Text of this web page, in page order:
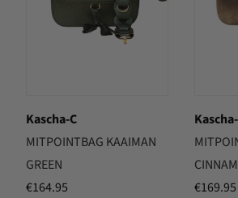
Kascha-C
MITPOINTBAG KAAIMAN
GREEN
€164.95
€169.95